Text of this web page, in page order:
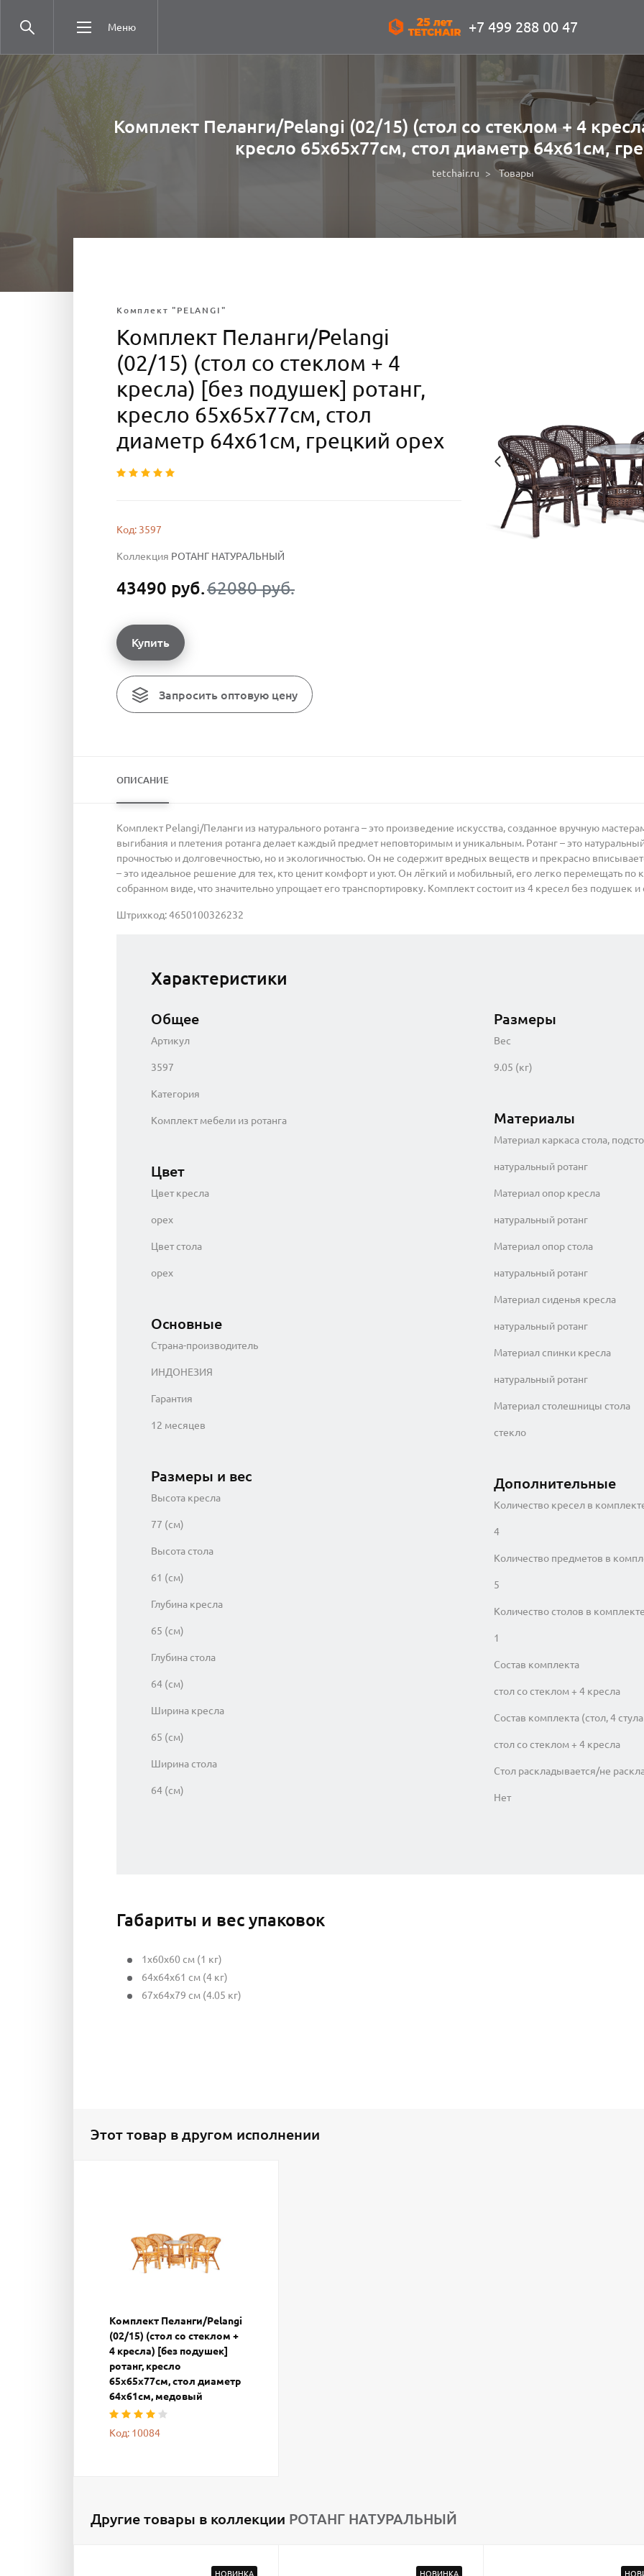
Меню +7 499 288 00 47
Комплект Пеланги/Pelangi (02/15) (стол со стеклом + 4
кресло 65х65х77см, стол диаметр 64х61см,
tetchair.ru Товары
Комплект "PELANGI"
Комплект Пеланги/Pelangi
(02/15) (стол со стеклом + 4
кресла) [без подушек] ротанг,
кресло 65х65х77см, стол
диаметр 64х61см, грецкий орех
Код: 3597
Коллекция РОТАНГ НАТУРАЛЬНЫЙ
43490 руб.62080 руб.
Купить
Запросить оптовую цену
ОПИСАНИЕ
Комплект Pelangi/Пеланги из натурального ротанга – это произведение искусства, созданное вручную
выгибания и плетения ротанга делает каждый предмет неповторимым и уникальным. Ротанг – это
прочностью и долговечностью, но и экологичностью. Он не содержит вредных веществ и прекрасно
– это идеальное решение для тех, кто ценит комфорт и уют. Он лёгкий и мобильный, его легко перемещать по
собранном виде, что значительно упрощает его транспортировку. Комплект состоит из 4 кресел без подушек и
Штрихкод: 4650100326232
Характеристики
Общее
Артикул
3597
Категория
Комплект мебели из ротанга
Цвет
Цвет кресла
орех
Цвет стола
орех
Основные
Страна-производитель
ИНДОНЕЗИЯ
Гарантия
12 месяцев
Размеры и вес
Высота кресла
77 (см)
Высота стола
61 (см)
Глубина кресла
65 (см)
Глубина стола
64 (см)
Ширина кресла
65 (см)
Ширина стола
64 (см)
Размеры
Вес
9.05 (кг)
Материалы
Материал каркаса стола,
натуральный ротанг
Материал опор кресла
натуральный ротанг
Материал опор стола
натуральный ротанг
Материал сиденья кресла
натуральный ротанг
Материал спинки кресла
натуральный ротанг
Материал столешницы стола
стекло
Дополнительные
Количество кресел в
4
Количество предметов в
5
Количество столов в
1
Состав комплекта
стол со стеклом + 4 кресла
Состав комплекта (стол, 4 стула
стол со стеклом + 4 кресла
Стол раскладывается/не
Нет
Габариты и вес упаковок
1x60x60 см (1 кг)
64x64x61 см (4 кг)
67x64x79 см (4.05 кг)
Этот товар в другом исполнении
Комплект Пеланги/Pelangi
(02/15) (стол со стеклом +
4 кресла) [без подушек]
ротанг, кресло
65х65х77см, стол диаметр
64х61см, медовый
Код: 10084
Другие товары в коллекции РОТАНГ НАТУРАЛЬНЫЙ
НОВИНКА НОВИНКА